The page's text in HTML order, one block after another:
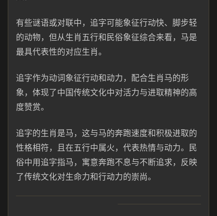
有些谜语或对联中，追字可能象征行动快、脚步轻
的动物，但从生肖五行和民俗象征综合来看，马是
最具代表性的对应生肖。
追字作为动词象征行动和动力，配合生肖马的形
象，体现了中国传统文化中对活力与进取精神的高
度赞赏。
追字的生肖是马，这与马的奔跑速度和积极进取的
性格相符，且在五行中属火，代表热情与动力。民
俗中用追字指马，寓意奔跑不息与不断追求，反映
了传统文化对生命力和行动力的崇尚。